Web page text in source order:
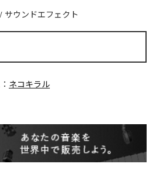
/ サウンドエフェクト
ネコキラル